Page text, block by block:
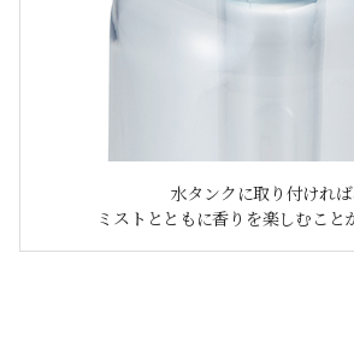
水タンクに取り付ければ
ミストとともに香りを楽しむこと